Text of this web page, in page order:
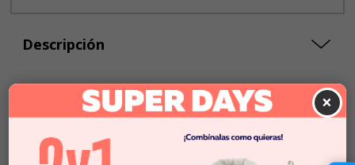
Descripción
Seleccionar Formato
Talla XS
$11.990
×